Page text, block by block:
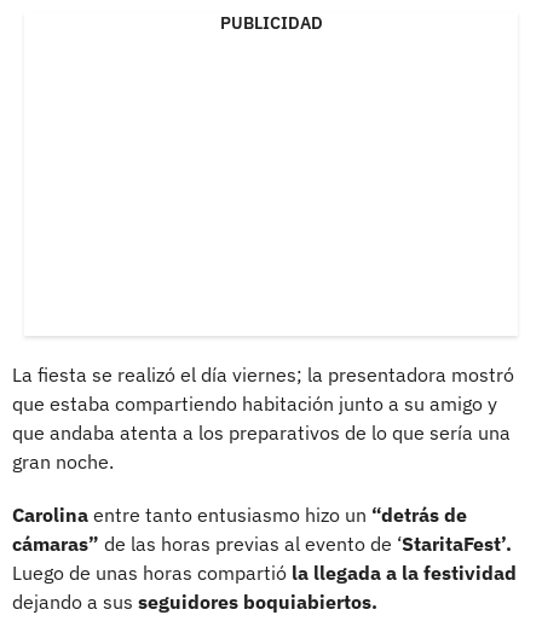
PUBLICIDAD
La fiesta se realizó el día viernes; la presentadora mostró
que estaba compartiendo habitación junto a su amigo y
que andaba atenta a los preparativos de lo que sería una
gran noche.
Carolina entre tanto entusiasmo hizo un “detrás de
cámaras” de las horas previas al evento de ‘StaritaFest’.
Luego de unas horas compartió la llegada a la festividad
dejando a sus seguidores boquiabiertos.